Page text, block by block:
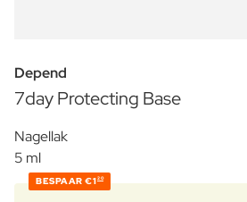
Depend
7day Protecting Base
Nagellak
5 ml
BESPAAR €120